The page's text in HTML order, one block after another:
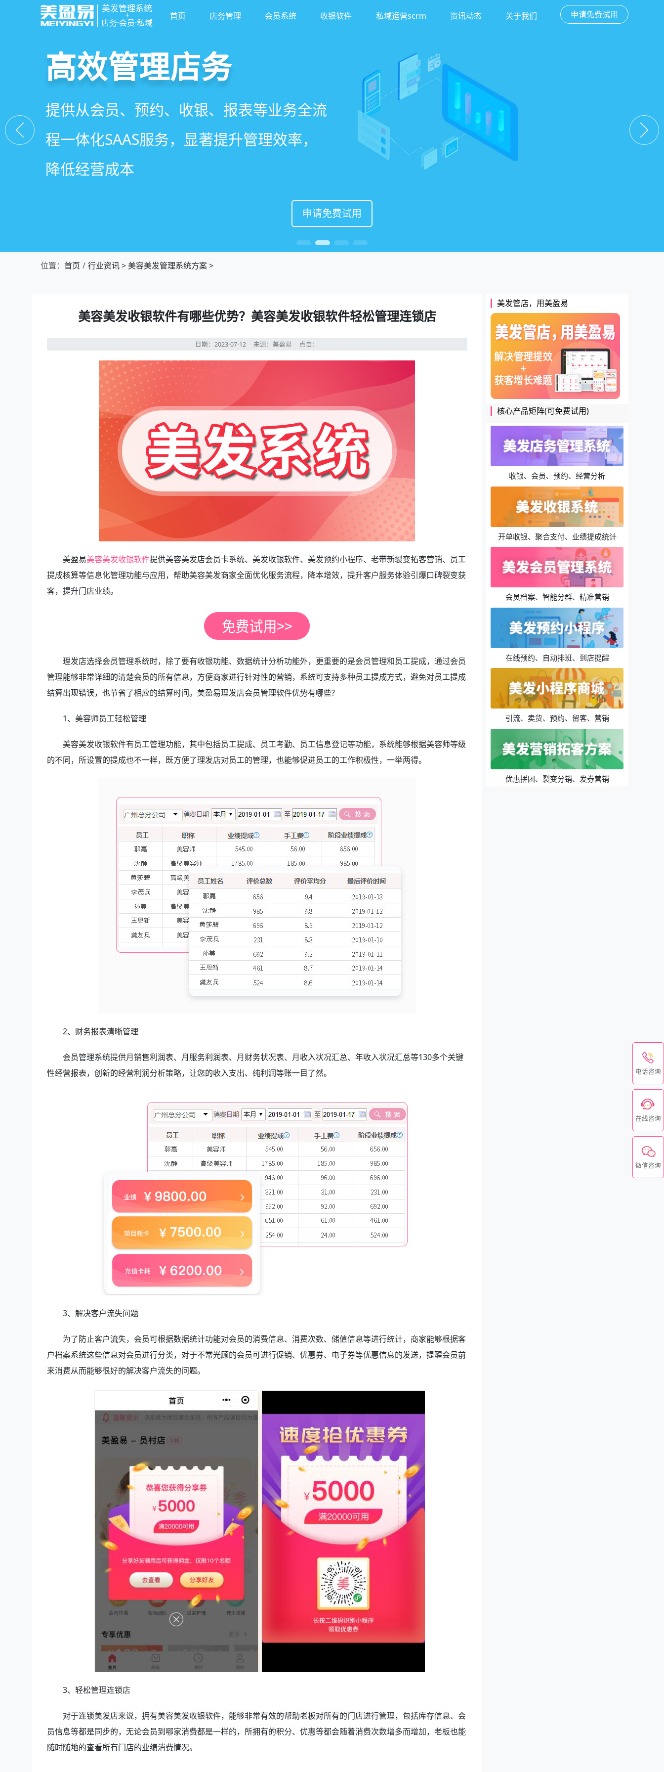
美发管理系统
+
店务·会员·私域
首页 店务管理 会员系统 收银软件 私域运营scrm 资讯动态 关于我们 申请免费试用
美容美发管理系统
店务+拓客+020一体化，一站式解决美发门
店经营管理需求
申请免费试用
高效管理店务
提供从会员、预约、收银、报表等业务全流
程一体化SAAS服务，显著提升管理效率，
降低经营成本
申请免费试用
社交裂变拓客
基于拼团、砍价、分销、异业合作等网红社
交营销玩法，海量爆款方案一键套用，快速
引爆门店客流
申请免费试用
小程序商城
小程序链接商家、手艺人、客户，打通线上
线下，让口碑传播有抓手，赋能社交裂变，
盘活私域流量
申请免费试用
位置： 首页 行业资讯>美容美发管理系统方案>
美容美发收银软件有哪些优势？美容美发收银软件轻松管理连锁店
日期：2023-07-12来源：美盈易 点击：
美盈易美容美发收银软件提供美容美发店会员卡系统、美发收银软件、美发预约小程序、老带新裂变拓客营销、员工
提成核算等信息化管理功能与应用，帮助美容美发商家全面优化服务流程，降本增效，提升客户服务体验引爆口碑裂变获
客，提升门店业绩。
理发店选择会员管理系统时，除了要有收银功能、数据统计分析功能外，更重要的是会员管理和员工提成，通过会员
管理能够非常详细的清楚会员的所有信息，方便商家进行针对性的营销，系统可支持多种员工提成方式，避免对员工提成
结算出现错误，也节省了相应的结算时间。美盈易理发店会员管理软件优势有哪些?
1、美容师员工轻松管理
美容美发收银软件有员工管理功能，其中包括员工提成、员工考勤、员工信息登记等功能，系统能够根据美容师等级
的不同，所设置的提成也不一样，既方便了理发店对员工的管理，也能够促进员工的工作积极性，一举两得。
2、财务报表清晰管理
会员管理系统提供月销售利润表、月服务利润表、月财务状况表、月收入状况汇总、年收入状况汇总等130多个关键
性经营报表，创新的经营利润分析策略，让您的收入支出、纯利润等账一目了然。
3、解决客户流失问题
为了防止客户流失，会员可根据数据统计功能对会员的消费信息、消费次数、储值信息等进行统计，商家能够根据客
户档案系统这些信息对会员进行分类，对于不常光顾的会员可进行促销、优惠券、电子券等优惠信息的发送，提醒会员前
来消费从而能够很好的解决客户流失的问题。
3、轻松管理连锁店
对于连锁美发店来说，拥有美容美发收银软件，能够非常有效的帮助老板对所有的门店进行管理，包括库存信息、会
员信息等都是同步的，无论会员到哪家消费都是一样的，所拥有的积分、优惠等都会随着消费次数增多而增加，老板也能
随时随地的查看所有门店的业绩消费情况。
美发管店，用美盈易
核心产品矩阵(可免费试用)
收银、会员、预约、经营分析
开单收银、聚合支付、业绩提成统计
会员档案、智能分群、精准营销
在线预约、自动排班、到店提醒
引流、卖货、预约、留客、营销
优惠拼团、裂变分销、发券营销
电话咨询
在线咨询
微信咨询